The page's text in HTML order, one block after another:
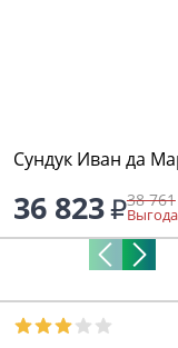
Сундук Иван да
36 823 38 761